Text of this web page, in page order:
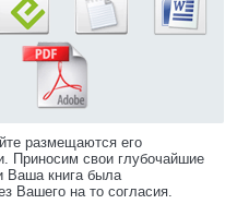
размещаются его
Приносим свои глубочайшие
Ваша книга была
Вашего на то согласия.